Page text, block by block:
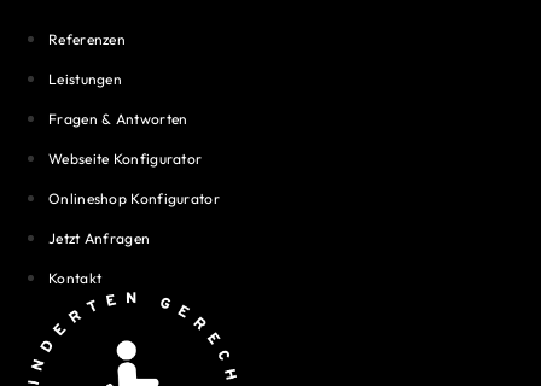
Referenzen
Leistungen
Fragen & Antworten
Webseite Konfigurator
Onlineshop Konfigurator
Jetzt Anfragen
Kontakt